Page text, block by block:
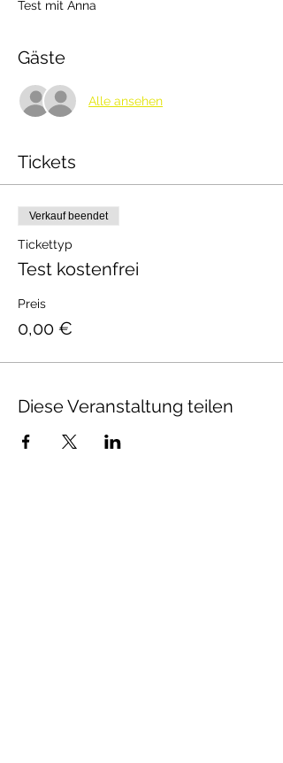
Test mit Anna
Gäste
Alle ansehen
Tickets
Verkauf beendet
Tickettyp
Test kostenfrei
Preis
0,00 €
Diese Veranstaltung teilen